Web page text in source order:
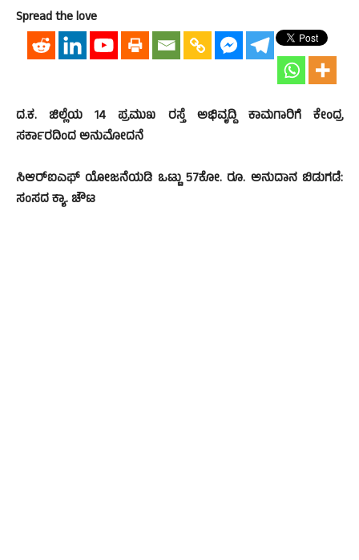
Spread the love
ದ.ಕ. ಜಿಲ್ಲೆಯ 14 ಪ್ರಮುಖ ರಸ್ತೆ ಅಭಿವೃದ್ದಿ ಕಾಮಗಾರಿಗೆ ಕೇಂದ್ರ
ಸರ್ಕಾರದಿಂದ ಅನುಮೋದನೆ
ಸಿಆರ್‌ಐಎಫ್ ಯೋಜನೆಯಡಿ ಒಟ್ಟು 57ಕೋ. ರೂ. ಅನುದಾನ ಬಿಡುಗಡೆ:
ಸಂಸದ ಕ್ಯಾ. ಚೌಟ